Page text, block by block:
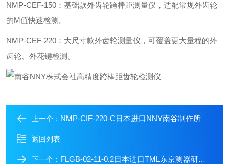
‌NMP-CEF-150‌：基础款外齿轮跨棒距测量仪，适配常规外齿轮
的M值快速检测。
‌NMP-CEF-220‌：大尺寸款外齿轮测量仪，可覆盖更大量程的外
齿轮、外花键检测。
上一个： NMP-CIF-220-C日本进口NNY南谷制作所NMP系列跨棒距检测仪
返回列表
下一个： FLGB-02-11-0.2日本进口TML东京测器研究所F系列通用应变计